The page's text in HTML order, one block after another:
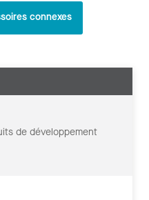
connexes
de développement